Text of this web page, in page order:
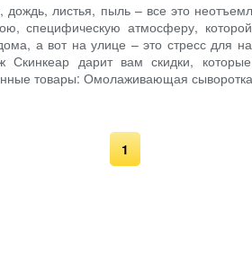
дождь, листья, пыль – все это
специфическую атмосферу,
а вот на улице – это стресс для
Скинкеар дарит вам скидки,
товары: Омолаживающая
1